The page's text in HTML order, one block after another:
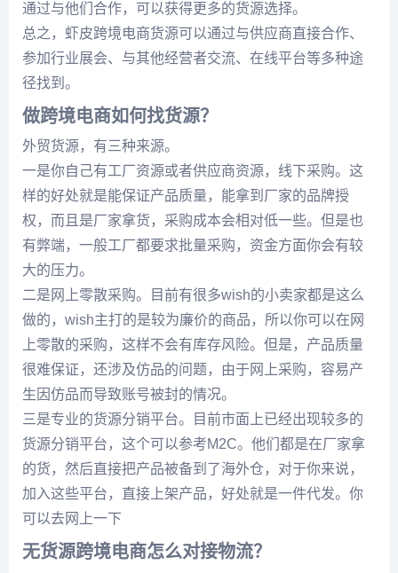
通过与他们合作，可以获得更多的货源选择。
总之，虾皮跨境电商货源可以通过与供应商直接合作、
参加行业展会、与其他经营者交流、在线平台等多种途
径找到。
做跨境电商如何找货源？
外贸货源，有三种来源。
一是你自己有工厂资源或者供应商资源，线下采购。这
样的好处就是能保证产品质量，能拿到厂家的品牌授
权，而且是厂家拿货，采购成本会相对低一些。但是也
有弊端，一般工厂都要求批量采购，资金方面你会有较
大的压力。
二是网上零散采购。目前有很多wish的小卖家都是这么
做的，wish主打的是较为廉价的商品，所以你可以在网
上零散的采购，这样不会有库存风险。但是，产品质量
很难保证，还涉及仿品的问题，由于网上采购，容易产
生因仿品而导致账号被封的情况。
三是专业的货源分销平台。目前市面上已经出现较多的
货源分销平台，这个可以参考M2C。他们都是在厂家拿
的货，然后直接把产品被备到了海外仓，对于你来说，
加入这些平台，直接上架产品，好处就是一件代发。你
可以去网上一下
无货源跨境电商怎么对接物流？